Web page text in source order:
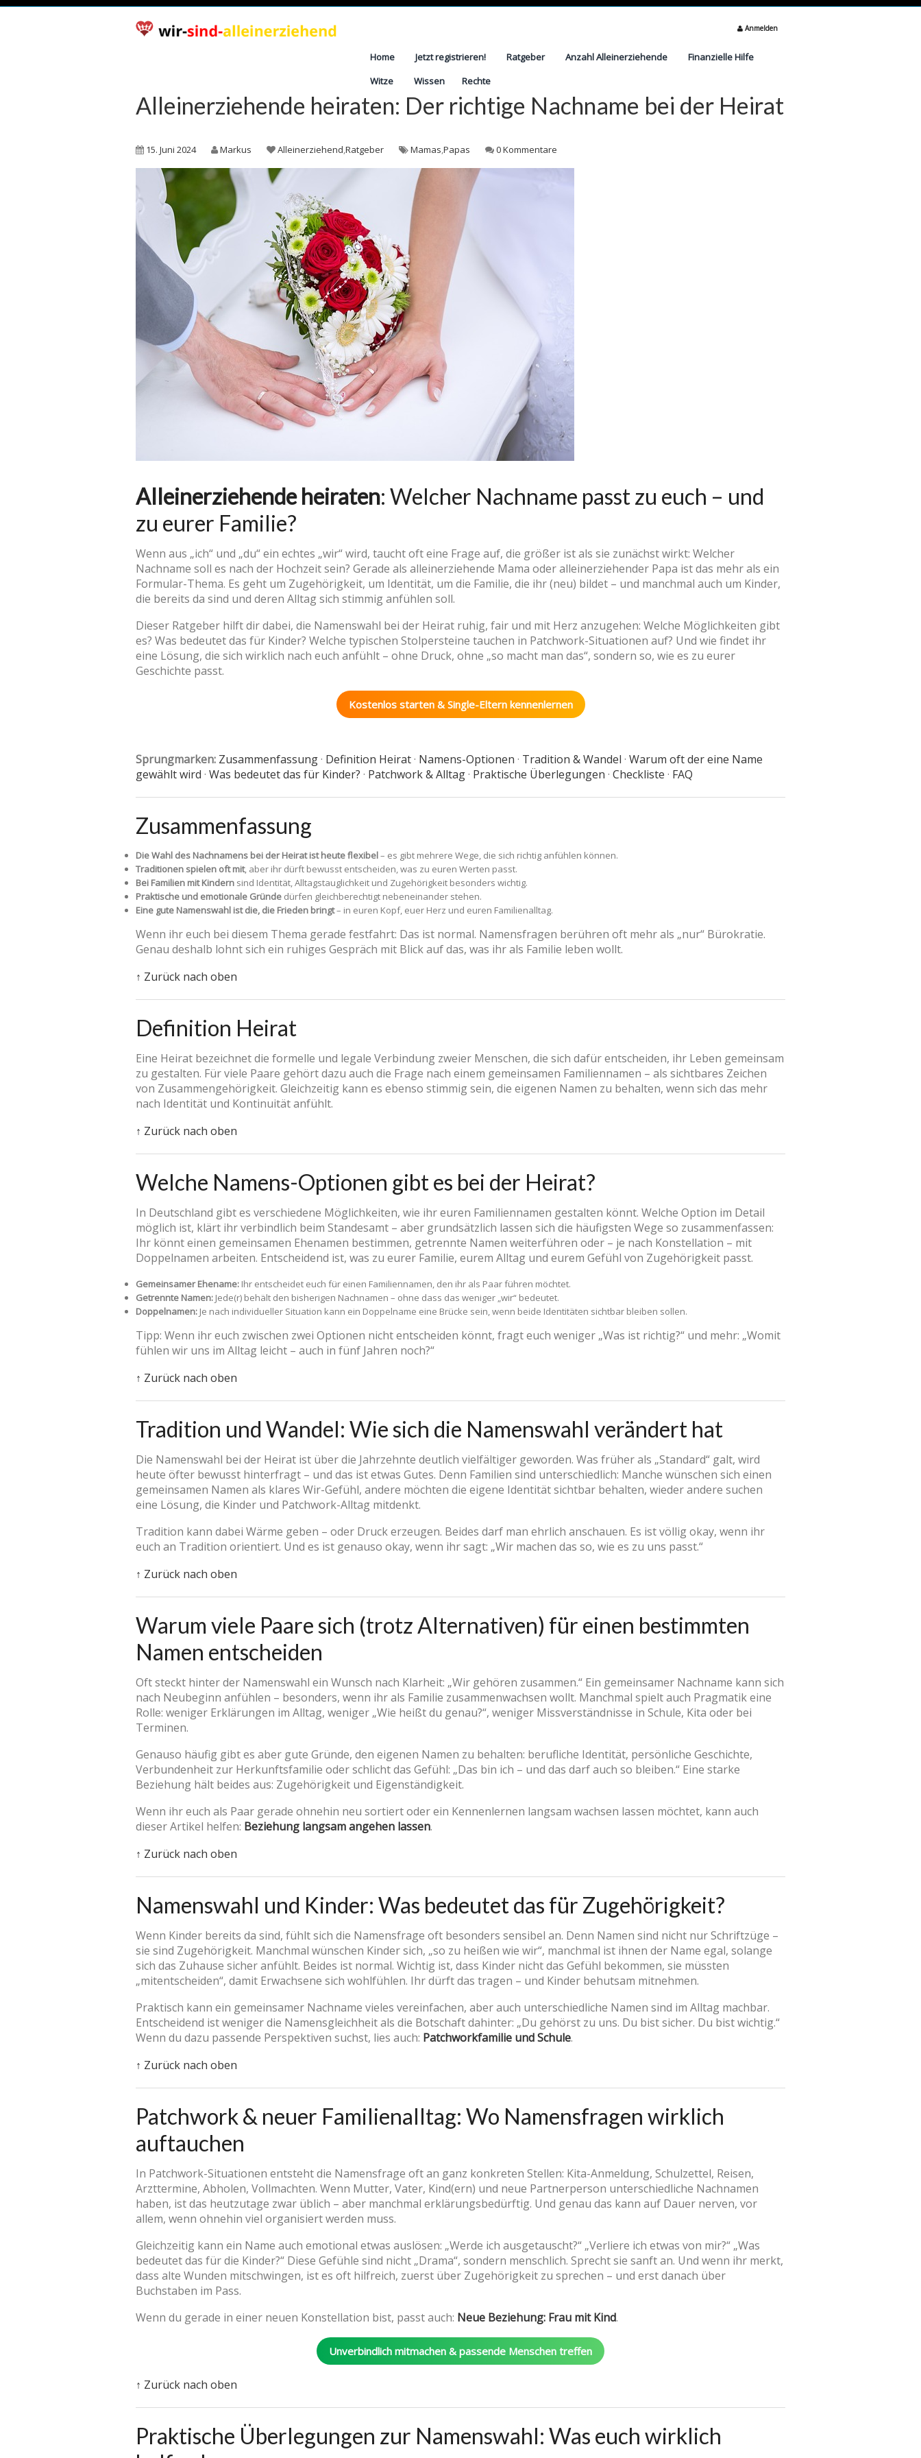
Anmelden
Home Jetzt registrieren! Ratgeber Anzahl Alleinerziehende
Finanzielle Hilfe
Witze
Wissen Rechte
Alleinerziehende heiraten: Der richtige Nachname bei der Heirat
15. Juni 2024 Markus Alleinerziehend,Ratgeber Mamas,Papas 0 Kommentare
Alleinerziehende heiraten: Welcher Nachname passt zu euch – und
zu eurer Familie?
Wenn aus „ich“ und „du“ ein echtes „wir“ wird, taucht oft eine Frage auf, die größer ist als sie zunächst wirkt: Welcher
Nachname soll es nach der Hochzeit sein? Gerade als alleinerziehende Mama oder alleinerziehender Papa ist das mehr als ein
Formular-Thema. Es geht um Zugehörigkeit, um Identität, um die Familie, die ihr (neu) bildet – und manchmal auch um Kinder,
die bereits da sind und deren Alltag sich stimmig anfühlen soll.
Dieser Ratgeber hilft dir dabei, die Namenswahl bei der Heirat ruhig, fair und mit Herz anzugehen: Welche Möglichkeiten gibt
es? Was bedeutet das für Kinder? Welche typischen Stolpersteine tauchen in Patchwork-Situationen auf? Und wie findet ihr
eine Lösung, die sich wirklich nach euch anfühlt – ohne Druck, ohne „so macht man das“, sondern so, wie es zu eurer
Geschichte passt.
Kostenlos starten & Single-Eltern kennenlernen
Sprungmarken: Zusammenfassung· Definition Heirat· Namens-Optionen · Tradition & Wandel · Warum oft der eine Name
gewählt wird · Was bedeutet das für Kinder? · Patchwork & Alltag· Praktische Überlegungen · Checkliste · FAQ
Zusammenfassung
Die Wahl des Nachnamens bei der Heirat ist heute flexibel– es gibt mehrere Wege, die sich richtig anfühlen können.
Traditionen spielen oft mit, aber ihr dürft bewusst entscheiden, was zu euren Werten passt.
Bei Familien mit Kindern sind Identität, Alltagstauglichkeit und Zugehörigkeit besonders wichtig.
Praktische und emotionale Gründe dürfen gleichberechtigt nebeneinander stehen.
Eine gute Namenswahl ist die, die Frieden bringt– in euren Kopf, euer Herz und euren Familienalltag.
Wenn ihr euch bei diesem Thema gerade festfahrt: Das ist normal. Namensfragen berühren oft mehr als „nur“ Bürokratie.
Genau deshalb lohnt sich ein ruhiges Gespräch mit Blick auf das, was ihr als Familie leben wollt.
↑ Zurück nach oben
Definition Heirat
Eine Heirat bezeichnet die formelle und legale Verbindung zweier Menschen, die sich dafür entscheiden, ihr Leben gemeinsam
zu gestalten. Für viele Paare gehört dazu auch die Frage nach einem gemeinsamen Familiennamen – als sichtbares Zeichen
von Zusammengehörigkeit. Gleichzeitig kann es ebenso stimmig sein, die eigenen Namen zu behalten, wenn sich das mehr
nach Identität und Kontinuität anfühlt.
↑ Zurück nach oben
Welche Namens-Optionen gibt es bei der Heirat?
In Deutschland gibt es verschiedene Möglichkeiten, wie ihr euren Familiennamen gestalten könnt. Welche Option im Detail
möglich ist, klärt ihr verbindlich beim Standesamt – aber grundsätzlich lassen sich die häufigsten Wege so zusammenfassen:
Ihr könnt einen gemeinsamen Ehenamen bestimmen, getrennte Namen weiterführen oder – je nach Konstellation – mit
Doppelnamen arbeiten. Entscheidend ist, was zu eurer Familie, eurem Alltag und eurem Gefühl von Zugehörigkeit passt.
Gemeinsamer Ehename: Ihr entscheidet euch für einen Familiennamen, den ihr als Paar führen möchtet.
Getrennte Namen: Jede(r) behält den bisherigen Nachnamen – ohne dass das weniger „wir“ bedeutet.
Doppelnamen: Je nach individueller Situation kann ein Doppelname eine Brücke sein, wenn beide Identitäten sichtbar bleiben sollen.
Tipp: Wenn ihr euch zwischen zwei Optionen nicht entscheiden könnt, fragt euch weniger „Was ist richtig?“ und mehr: „Womit
fühlen wir uns im Alltag leicht – auch in fünf Jahren noch?“
↑ Zurück nach oben
Tradition und Wandel: Wie sich die Namenswahl verändert hat
Die Namenswahl bei der Heirat ist über die Jahrzehnte deutlich vielfältiger geworden. Was früher als „Standard“ galt, wird
heute öfter bewusst hinterfragt – und das ist etwas Gutes. Denn Familien sind unterschiedlich: Manche wünschen sich einen
gemeinsamen Namen als klares Wir-Gefühl, andere möchten die eigene Identität sichtbar behalten, wieder andere suchen
eine Lösung, die Kinder und Patchwork-Alltag mitdenkt.
Tradition kann dabei Wärme geben – oder Druck erzeugen. Beides darf man ehrlich anschauen. Es ist völlig okay, wenn ihr
euch an Tradition orientiert. Und es ist genauso okay, wenn ihr sagt: „Wir machen das so, wie es zu uns passt.“
↑ Zurück nach oben
Warum viele Paare sich (trotz Alternativen) für einen bestimmten
Namen entscheiden
Oft steckt hinter der Namenswahl ein Wunsch nach Klarheit: „Wir gehören zusammen.“ Ein gemeinsamer Nachname kann sich
nach Neubeginn anfühlen – besonders, wenn ihr als Familie zusammenwachsen wollt. Manchmal spielt auch Pragmatik eine
Rolle: weniger Erklärungen im Alltag, weniger „Wie heißt du genau?“, weniger Missverständnisse in Schule, Kita oder bei
Terminen.
Genauso häufig gibt es aber gute Gründe, den eigenen Namen zu behalten: berufliche Identität, persönliche Geschichte,
Verbundenheit zur Herkunftsfamilie oder schlicht das Gefühl: „Das bin ich – und das darf auch so bleiben.“ Eine starke
Beziehung hält beides aus: Zugehörigkeit und Eigenständigkeit.
Wenn ihr euch als Paar gerade ohnehin neu sortiert oder ein Kennenlernen langsam wachsen lassen möchtet, kann auch
dieser Artikel helfen: Beziehung langsam angehen lassen.
↑ Zurück nach oben
Namenswahl und Kinder: Was bedeutet das für Zugehörigkeit?
Wenn Kinder bereits da sind, fühlt sich die Namensfrage oft besonders sensibel an. Denn Namen sind nicht nur Schriftzüge –
sie sind Zugehörigkeit. Manchmal wünschen Kinder sich, „so zu heißen wie wir“, manchmal ist ihnen der Name egal, solange
sich das Zuhause sicher anfühlt. Beides ist normal. Wichtig ist, dass Kinder nicht das Gefühl bekommen, sie müssten
„mitentscheiden“, damit Erwachsene sich wohlfühlen. Ihr dürft das tragen – und Kinder behutsam mitnehmen.
Praktisch kann ein gemeinsamer Nachname vieles vereinfachen, aber auch unterschiedliche Namen sind im Alltag machbar.
Entscheidend ist weniger die Namensgleichheit als die Botschaft dahinter: „Du gehörst zu uns. Du bist sicher. Du bist wichtig.“
Wenn du dazu passende Perspektiven suchst, lies auch: Patchworkfamilie und Schule.
↑ Zurück nach oben
Patchwork & neuer Familienalltag: Wo Namensfragen wirklich
auftauchen
In Patchwork-Situationen entsteht die Namensfrage oft an ganz konkreten Stellen: Kita-Anmeldung, Schulzettel, Reisen,
Arzttermine, Abholen, Vollmachten. Wenn Mutter, Vater, Kind(ern) und neue Partnerperson unterschiedliche Nachnamen
haben, ist das heutzutage zwar üblich – aber manchmal erklärungsbedürftig. Und genau das kann auf Dauer nerven, vor
allem, wenn ohnehin viel organisiert werden muss.
Gleichzeitig kann ein Name auch emotional etwas auslösen: „Werde ich ausgetauscht?“ „Verliere ich etwas von mir?“ „Was
bedeutet das für die Kinder?“ Diese Gefühle sind nicht „Drama“, sondern menschlich. Sprecht sie sanft an. Und wenn ihr merkt,
dass alte Wunden mitschwingen, ist es oft hilfreich, zuerst über Zugehörigkeit zu sprechen – und erst danach über
Buchstaben im Pass.
Wenn du gerade in einer neuen Konstellation bist, passt auch: Neue Beziehung: Frau mit Kind.
Unverbindlich mitmachen & passende Menschen treffen
↑ Zurück nach oben
Praktische Überlegungen zur Namenswahl: Was euch wirklich